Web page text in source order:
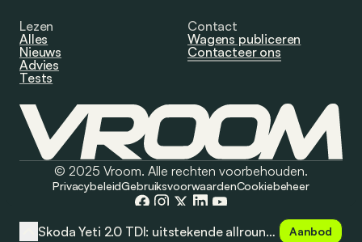
Skoda Yeti 2.0 TDI: uitstekende allrounder Aanbod
Lezen
Alles
Nieuws
Advies
Tests
Contact
Wagens publiceren
Contacteer ons
© 2025 Vroom. Alle rechten voorbehouden.
PrivacybeleidGebruiksvoorwaardenCookiebeheer